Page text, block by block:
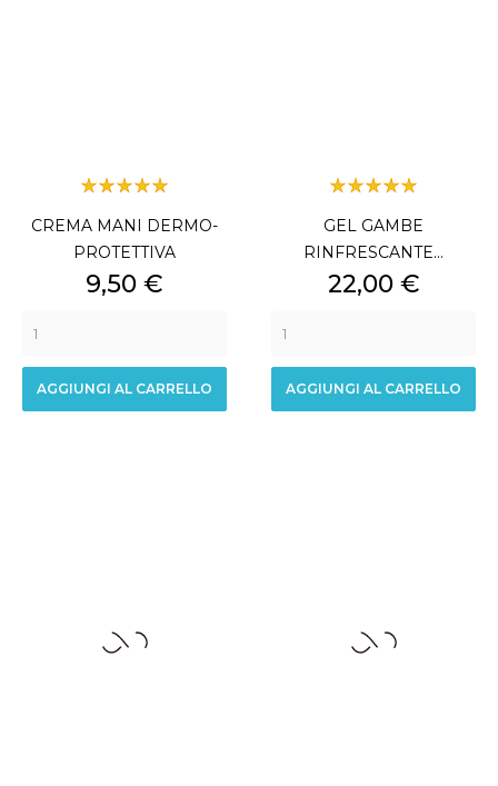
CREMA MANI DERMO-
PROTETTIVA
Prezzo
9,50 €
AGGIUNGI AL CARRELLO
GEL GAMBE
RINFRESCANTE...
Prezzo
22,00 €
AGGIUNGI AL CARRELLO